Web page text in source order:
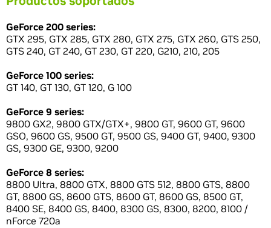
GeForce 200 series:
GTX 295, GTX 285, GTX 280, GTX 275, GTX 260, GTS 250,
GTS 240, GT 240, GT 230, GT 220, G210, 210, 205
GeForce 100 series:
GT 140, GT 130, GT 120, G 100
GeForce 9 series:
9800 GX2, 9800 GTX/GTX+, 9800 GT, 9600 GT, 9600
GSO, 9600 GS, 9500 GT, 9500 GS, 9400 GT, 9400, 9300
GS, 9300 GE, 9300, 9200
GeForce 8 series:
8800 Ultra, 8800 GTX, 8800 GTS 512, 8800 GTS, 8800
GT, 8800 GS, 8600 GTS, 8600 GT, 8600 GS, 8500 GT,
8400 SE, 8400 GS, 8400, 8300 GS, 8300, 8200, 8100 /
nForce 720a